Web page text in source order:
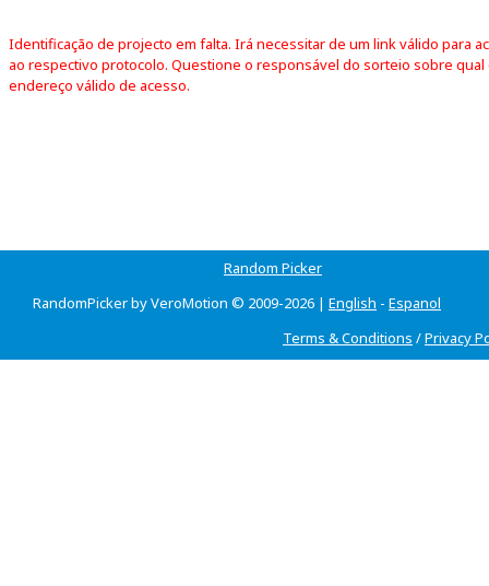
Identificação de projecto em falta. Irá necessitar de um link válido para
ao respectivo protocolo. Questione o responsável do sorteio sobre qual
endereço válido de acesso.
Random Picker
RandomPicker by VeroMotion © 2009-2026 | English - Espanol
Terms & Conditions /Privacy